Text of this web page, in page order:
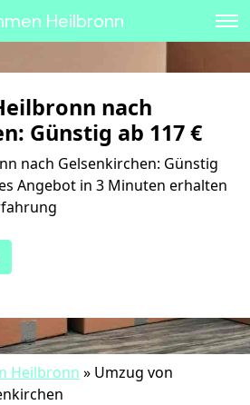
Heilbronn
nach
Günstig ab 117 €
nach Gelsenkirchen: Günstig
Angebot in 3 Minuten erhalten
Heilbronn » Umzug von